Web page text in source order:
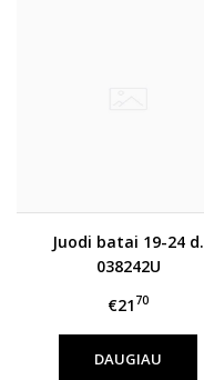
Juodi batai 19-24 d.
038242U
€21 70
DAUGIAU